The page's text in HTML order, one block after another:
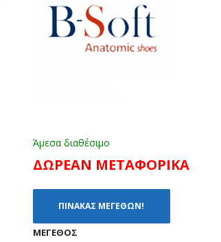
Άμεσα διαθέσιμο
ΔΩΡΕΑΝ ΜΕΤΑΦΟΡΙΚΑ
ΠΙΝΑΚΑΣ ΜΕΓΕΘΩΝ!
ΜΈΓΕΘΟΣ